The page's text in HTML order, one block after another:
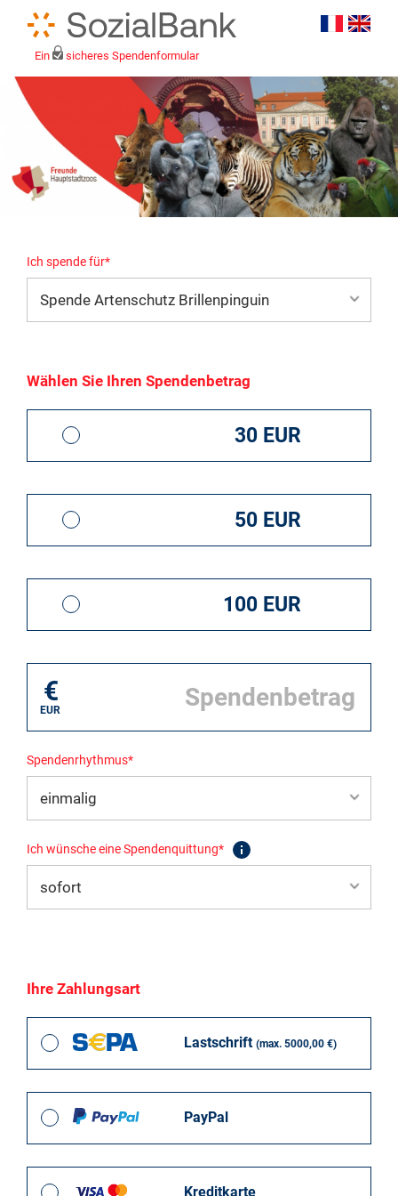
Ein sicheres Spendenformular
Ich spende für*
Wählen Sie Ihren Spendenbetrag
30 EUR
50 EUR
100 EUR
€
EUR
Spendenrhythmus*
Ich wünsche eine Spendenquittung*
Ihre Zahlungsart
Lastschrift (max. 5000,00 €)
PayPal
Kreditkarte